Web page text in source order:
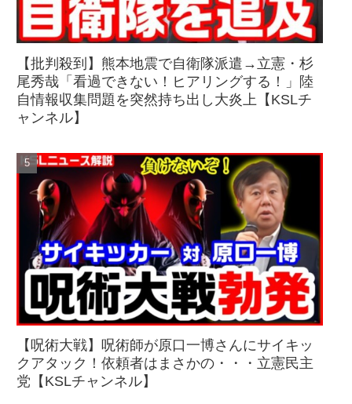
【批判殺到】熊本地震で自衛隊派遣→立憲・杉
尾秀哉「看過できない！ヒアリングする！」陸
自情報収集問題を突然持ち出し大炎上【KSLチ
ャンネル】
【呪術大戦】呪術師が原口一博さんにサイキッ
クアタック！依頼者はまさかの・・・立憲民主
党【KSLチャンネル】